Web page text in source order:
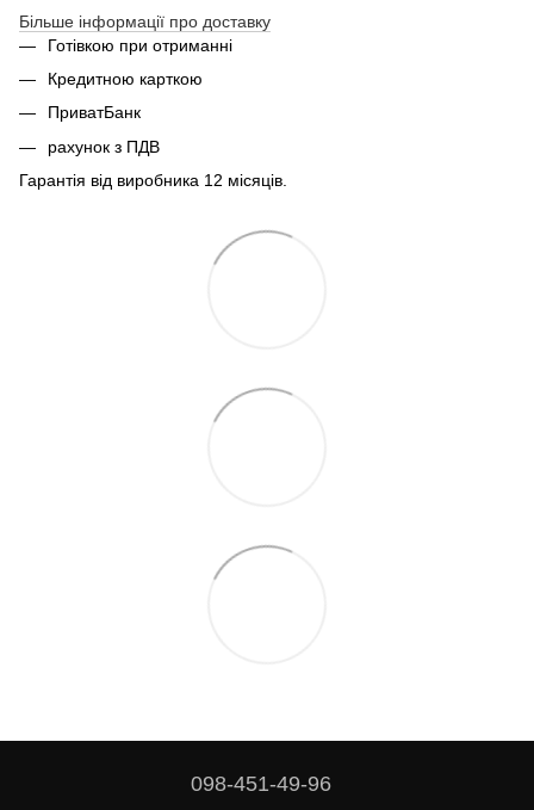
Більше інформації про доставку
Готівкою при отриманні
Кредитною карткою
ПриватБанк
рахунок з ПДВ
Гарантія від виробника 12 місяців.
098-451-49-96